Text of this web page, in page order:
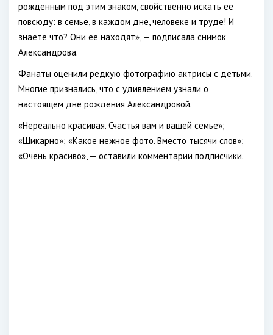
рожденным под этим знаком, свойственно искать ее
повсюду: в семье, в каждом дне, человеке и труде! И
знаете что? Они ее находят», — подписала снимок
Александрова.
Фанаты оценили редкую фотографию актрисы с детьми.
Многие признались, что с удивлением узнали о
настоящем дне рождения Александровой.
«Нереально красивая. Счастья вам и вашей семье»;
«Шикарно»; «Какое нежное фото. Вместо тысячи слов»;
«Очень красиво», — оставили комментарии подписчики.